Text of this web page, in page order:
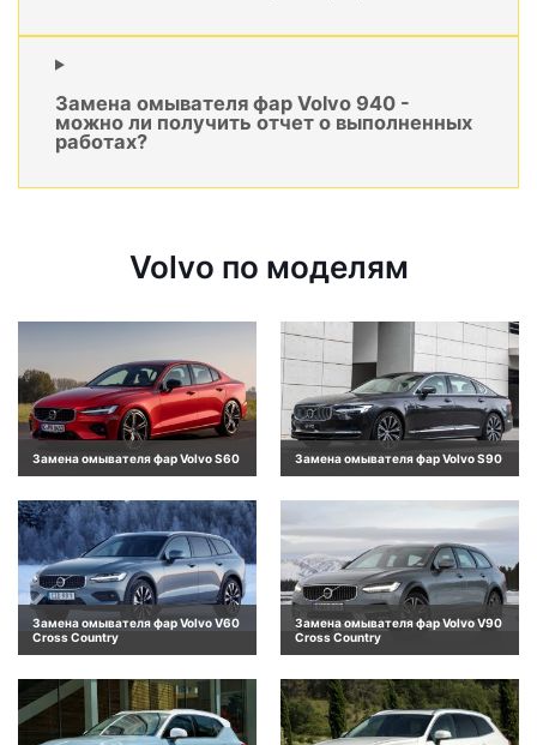
Замена омывателя фар Volvo 940 -
можно ли получить отчет о выполненных
работах?
Volvo по моделям
Замена омывателя фар Volvo S60 Замена омывателя фар Volvo S90
Замена омывателя фар Volvo V60
Cross Country
Замена омывателя фар Volvo V90
Cross Country